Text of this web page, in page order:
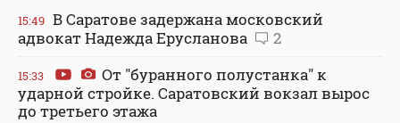
15:49 В Саратове задержана московский
адвокат Надежда Ерусланова
2
15:33
От "буранного полустанка" к
ударной стройке. Саратовский вокзал вырос
до третьего этажа